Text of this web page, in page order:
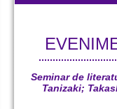
Seminar de
Tanizaki;